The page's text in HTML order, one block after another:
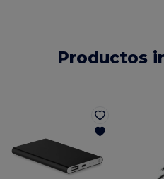
Productos